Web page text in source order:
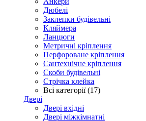
Дюбелі
Заклепки будівельні
Кляймера
Ланцюги
Метричні кріплення
Перфороване кріплення
Сантехнічне кріплення
Скоби будівельні
Стрічка клейка
Всі категорії (17)
Двері
Двері вхідні
Двері міжкімнатні